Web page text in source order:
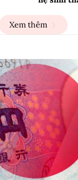
Xem thêm